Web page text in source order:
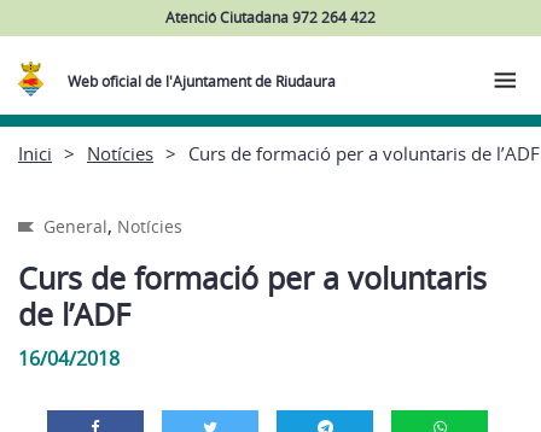
Atenció Ciutadana 972 264 422
Web oficial de l'Ajuntament de Riudaura
Inici Notícies Curs de formació per a voluntaris de l’ADF
General, Notícies
Curs de formació per a voluntaris
de l’ADF
16/04/2018